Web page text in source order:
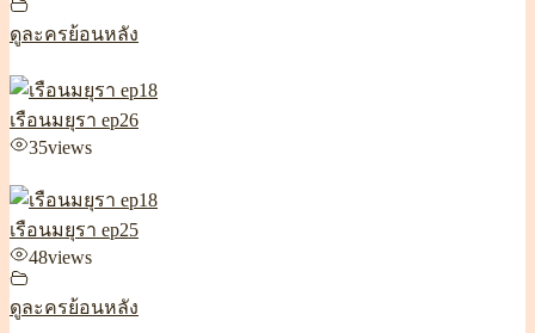
ดูละครย้อนหลัง
เรือนมยุรา ep26
35views
เรือนมยุรา ep25
48views
ดูละครย้อนหลัง